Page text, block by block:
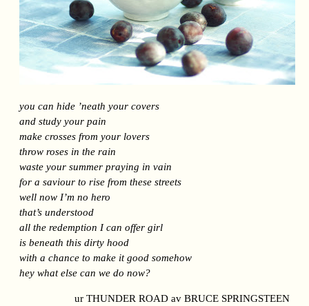
you can hide ’neath your covers
and study your pain
make crosses from your lovers
throw roses in the rain
waste your summer praying in vain
for a saviour to rise from these streets
well now I’m no hero
that’s understood
all the redemption I can offer girl
is beneath this dirty hood
with a chance to make it good somehow
hey what else can we do now?
ur THUNDER ROAD av BRUCE SPRINGSTEEN